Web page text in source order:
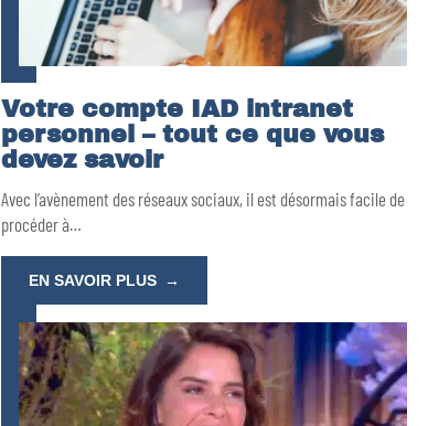
Votre compte IAD intranet
personnel – tout ce que vous
devez savoir
Avec l’avènement des réseaux sociaux, il est désormais facile de
procéder à…
EN SAVOIR PLUS